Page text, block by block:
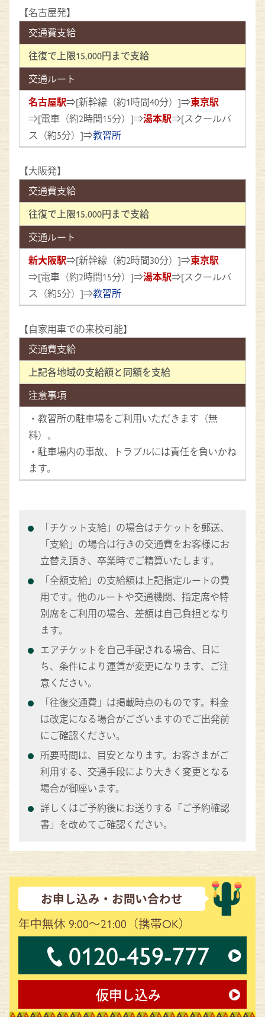
【名古屋発】
交通費支給
往復で上限15,000円まで支給
交通ルート
名古屋駅⇒[新幹線（約1時間40分）]⇒東京駅
⇒[電車（約2時間15分）]⇒湯本駅⇒[スクールバ
ス（約5分）]⇒教習所
【大阪発】
交通費支給
往復で上限15,000円まで支給
交通ルート
新大阪駅⇒[新幹線（約2時間30分）]⇒東京駅
⇒[電車（約2時間15分）]⇒湯本駅⇒[スクールバ
ス（約5分）]⇒教習所
【自家用車での来校可能】
交通費支給
上記各地域の支給額と同額を支給
注意事項
・教習所の駐車場をご利用いただきます（無
料）。
・駐車場内の事故、トラブルには責任を負いかね
ます。
「チケット支給」の場合はチケットを郵送、
「支給」の場合は行きの交通費をお客様にお
立替え頂き、卒業時でご精算いたします。
「全額支給」の支給額は上記指定ルートの費
用です。他のルートや交通機関、指定席や特
別席をご利用の場合、差額は自己負担となり
ます。
エアチケットを自己手配される場合、日に
ち、条件により運賃が変更になります、ご注
意ください。
「往復交通費」は掲載時点のものです。料金
は改定になる場合がございますのでご出発前
にご確認ください。
所要時間は、目安となります。お客さまがご
利用する、交通手段により大きく変更となる
場合が御座います。
詳しくはご予約後にお送りする「ご予約確認
書」を改めてご確認ください。
お申し込み・お問い合わせ
年中無休 9:00～21:00 （携帯OK）
0120-459-777
仮申し込み